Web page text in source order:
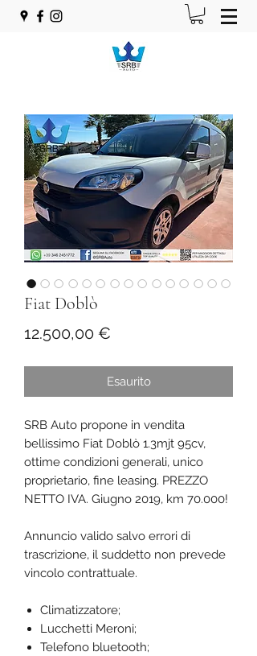
Fiat Doblò
12.500,00 €
Esaurito
SRB Auto propone in vendita
bellissimo Fiat Doblò 1.3mjt 95cv,
ottime condizioni generali, unico
proprietario, fine leasing. PREZZO
NETTO IVA. Giugno 2019, km 70.000!
Annuncio valido salvo errori di
trascrizione, il suddetto non prevede
vincolo contrattuale.
Climatizzatore;
Lucchetti Meroni;
Telefono bluetooth;